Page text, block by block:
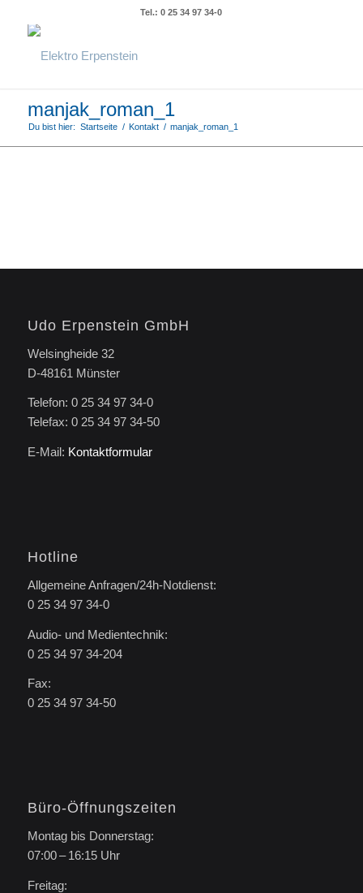
Tel.: 0 25 34 97 34-0
manjak_roman_1
Du bist hier: Startseite / Kontakt / manjak_roman_1
Udo Erpenstein GmbH
Welsingheide 32
D-48161 Münster
Telefon: 0 25 34 97 34-0
Telefax: 0 25 34 97 34-50
E-Mail: Kontaktformular
Hotline
Allgemeine Anfragen/24h-Notdienst:
0 25 34 97 34-0
Audio- und Medientechnik:
0 25 34 97 34-204
Fax:
0 25 34 97 34-50
Büro-Öffnungszeiten
Montag bis Donnerstag:
07:00 – 16:15 Uhr
Freitag: